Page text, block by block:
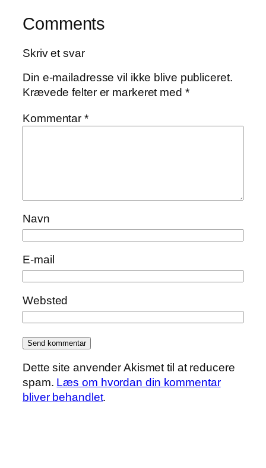
Comments
Skriv et svar
Din e-mailadresse vil ikke blive publiceret.
Krævede felter er markeret med *
Kommentar*
Navn
E-mail
Websted
Dette site anvender Akismet til at reducere
spam. Læs om hvordan din kommentar
bliver behandlet.